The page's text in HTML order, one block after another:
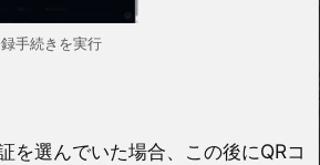
手続きを実行
を選んでいた場合、この後にQRコ